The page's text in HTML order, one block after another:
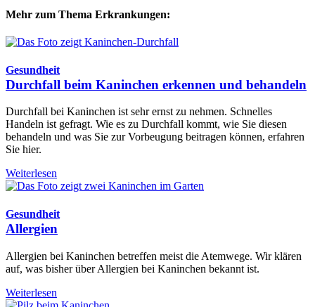
Mehr zum Thema Erkrankungen:
Gesundheit
Durchfall beim Kaninchen erkennen und behandeln
Durchfall bei Kaninchen ist sehr ernst zu nehmen. Schnelles
Handeln ist gefragt. Wie es zu Durchfall kommt, wie Sie diesen
behandeln und was Sie zur Vorbeugung beitragen können, erfahren
Sie hier.
Weiterlesen
Gesundheit
Allergien
Allergien bei Kaninchen betreffen meist die Atemwege. Wir klären
auf, was bisher über Allergien bei Kaninchen bekannt ist.
Weiterlesen